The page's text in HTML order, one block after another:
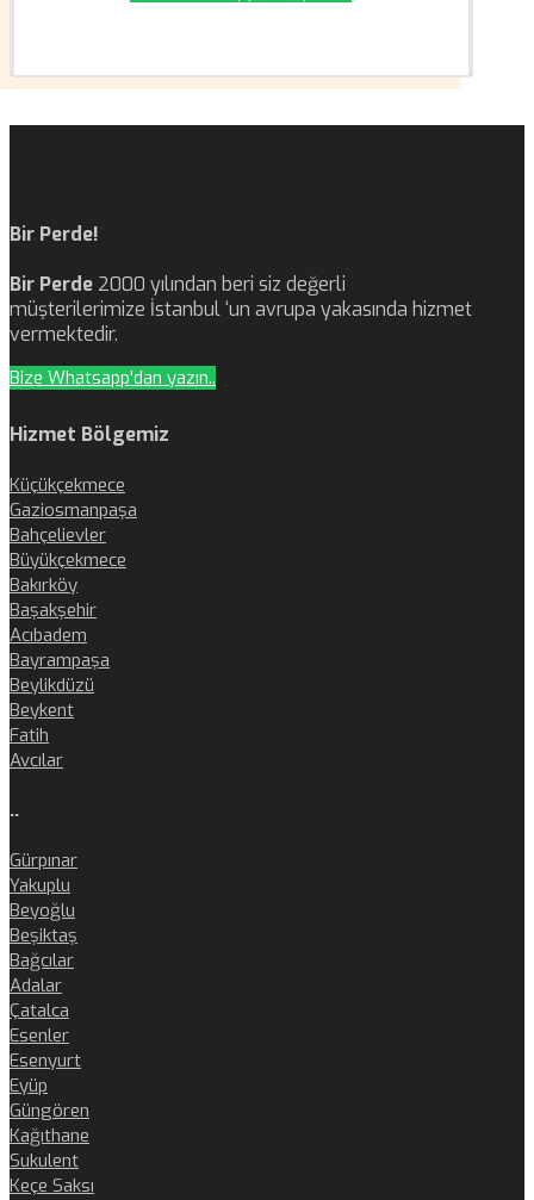
Bir Perde!
Bir Perde 2000 yılından beri siz değerli
müşterilerimize İstanbul ‘un avrupa yakasında hizmet
vermektedir.
Bize Whatsapp'dan yazın..
Hizmet Bölgemiz
Küçükçekmece
Gaziosmanpaşa
Bahçelievler
Büyükçekmece
Bakırköy
Başakşehir
Acıbadem
Bayrampaşa
Beylikdüzü
Beykent
Fatih
Avcılar
..
Gürpınar
Yakuplu
Beyoğlu
Beşiktaş
Bağcılar
Adalar
Çatalca
Esenler
Esenyurt
Eyüp
Güngören
Kağıthane
Sukulent
Keçe Saksı